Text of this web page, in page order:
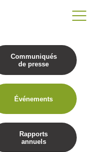
Communiqués
de presse
Événements
Rapports
annuels